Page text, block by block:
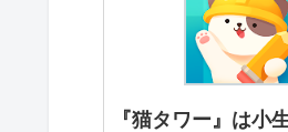
『猫タワー』は小